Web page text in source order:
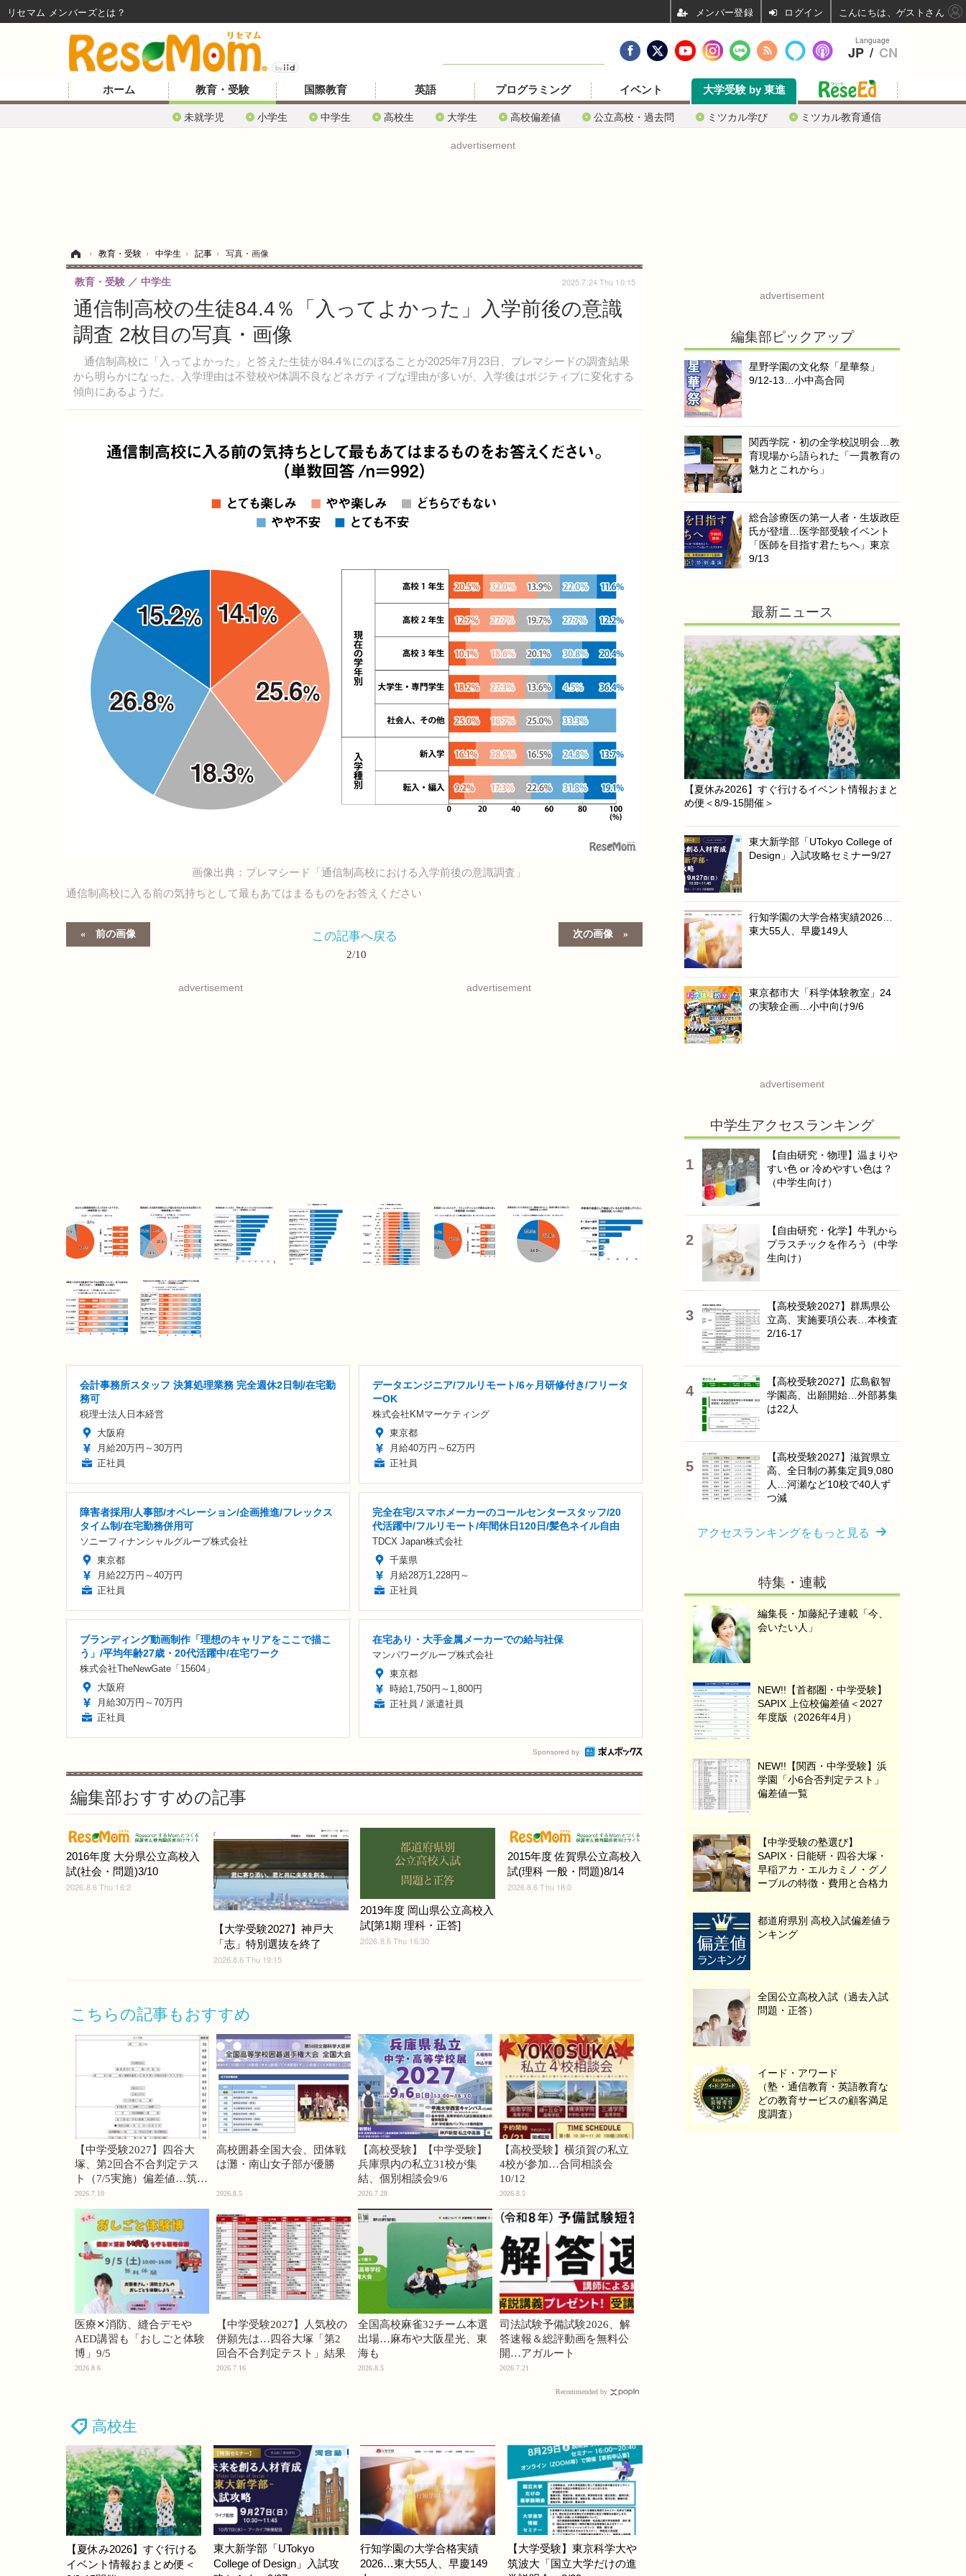
ホーム 教育・受験
未就学児 小学生 中学生 高校生 大学生 高校偏差値 公立高校・過去問 ミツカル学び ミツカル教育通信
国際教育 英語 プログラミング イベント 大学受験 by 東進
advertisement
› 教育・受験 › 中学生 › 記事 › 写真・画像
通信制高校の生徒84.4％「入ってよかった」入学前後の意識
調査 2枚目の写真・画像
通信制高校に「入ってよかった」と答えた生徒が84.4％にのぼることが2025年7月23日、プレマシードの調査結果
から明らかになった。入学理由は不登校や体調不良などネガティブな理由が多いが、入学後はポジティブに変化する
傾向にあるようだ。
教育・受験 中学生 2025.7.24 Thu 10:15
画像出典：プレマシード「通信制高校における入学前後の意識調査」
通信制高校に入る前の気持ちとして最もあてはまるものをお答えください
前の画像 次の画像
この記事へ戻る
2/10
advertisement advertisement
会計事務所スタッフ 決算処理業務 完全週休2日制/在宅勤
務可
税理士法人日本経営
大阪府
月給20万円～30万円
正社員
データエンジニア/フルリモート/6ヶ月研修付き/フリータ
ーOK
株式会社KMマーケティング
東京都
月給40万円～62万円
正社員
障害者採用/人事部/オペレーション/企画推進/フレックス
タイム制/在宅勤務併用可
ソニーフィナンシャルグループ株式会社
東京都
月給22万円～40万円
正社員
完全在宅/スマホメーカーのコールセンタースタッフ/20
代活躍中/フルリモート/年間休日120日/髪色ネイル自由
TDCX Japan株式会社
千葉県
月給28万1,228円～
正社員
ブランディング動画制作「理想のキャリアをここで描こ
う」/平均年齢27歳・20代活躍中/在宅ワーク
株式会社TheNewGate「15604」
大阪府
月給30万円～70万円
正社員
在宅あり・大手金属メーカーでの給与社保
マンパワーグループ株式会社
東京都
時給1,750円～1,800円
正社員 / 派遣社員
Sponsored by
編集部おすすめの記事
2016年度 大分県公立高校入
試(社会・問題)3/10
2026.8.6 Thu 16:2
【大学受験2027】神戸大
「志」特別選抜を終了
2026.8.6 Thu 19:15
2019年度 岡山県公立高校入
試[第1期 理科・正答]
2026.8.6 Thu 16:30
2015年度 佐賀県公立高校入
試(理科 一般・問題)8/14
2026.8.6 Thu 18:0
こちらの記事もおすすめ
【中学受験2027】四谷大
塚、第2回合不合判定テス
ト（7/5実施）偏差値…筑駒
74・桜蔭70＜PR＞
2026.7.10
高校囲碁全国大会、団体戦
は灘・南山女子部が優勝
2026.8.5
【高校受験】【中学受験】
兵庫県内の私立31校が集
結、個別相談会9/6
2026.7.28
【高校受験】横須賀の私立
4校が参加…合同相談会
10/12
2026.8.5
医療✕消防、縫合デモや
AED講習も「おしごと体験
博」9/5
2026.8.6
【中学受験2027】人気校の
併願先は…四谷大塚「第2
回合不合判定テスト」結果
2026.7.16
全国高校麻雀32チーム本選
出場…麻布や大阪星光、東
海も
2026.8.5
司法試験予備試験2026、解
答速報＆総評動画を無料公
開…アガルート
2026.7.21
Recommended by
高校生
【夏休み2026】すぐ行ける
イベント情報おまとめ便＜
東大新学部「UTokyo
College of Design」入試攻
行知学園の大学合格実績
2026…東大55人、早慶149
【大学受験】東京科学大や
筑波大「国立大学だけの進
advertisement
編集部ピックアップ
星野学園の文化祭「星華祭」
9/12-13…小中高合同
関西学院・初の全学校説明会…教
育現場から語られた「一貫教育の
魅力とこれから」
総合診療医の第一人者・生坂政臣
氏が登壇…医学部受験イベント
「医師を目指す君たちへ」東京
9/13
最新ニュース
【夏休み2026】すぐ行けるイベント情報おまと
め便＜8/9-15開催＞
東大新学部「UTokyo College of
Design」入試攻略セミナー9/27
行知学園の大学合格実績2026…
東大55人、早慶149人
東京都市大「科学体験教室」24
の実験企画…小中向け9/6
advertisement
中学生アクセスランキング
【自由研究・物理】温まりや
すい色 or 冷めやすい色は？
（中学生向け）
【自由研究・化学】牛乳から
プラスチックを作ろう（中学
生向け）
【高校受験2027】群馬県公
立高、実施要項公表…本検査
2/16-17
【高校受験2027】広島叡智
学園高、出願開始…外部募集
は22人
【高校受験2027】滋賀県立
高、全日制の募集定員9,080
人…河瀬など10校で40人ず
つ減
アクセスランキングをもっと見る
特集・連載
編集長・加藤紀子連載「今、
会いたい人」
NEW!!【首都圏・中学受験】
SAPIX 上位校偏差値＜2027
年度版（2026年4月）
NEW!!【関西・中学受験】浜
学園「小6合否判定テスト」
偏差値一覧
【中学受験の塾選び】
SAPIX・日能研・四谷大塚・
早稲アカ・エルカミノ・グノ
ーブルの特徴・費用と合格力
都道府県別 高校入試偏差値ラ
ンキング
全国公立高校入試（過去入試
問題・正答）
イード・アワード
（塾・通信教育・英語教育な
どの教育サービスの顧客満足
度調査）
Language
JP / CN
リセマム メンバーズ ログイン こんにちは、ゲストさん